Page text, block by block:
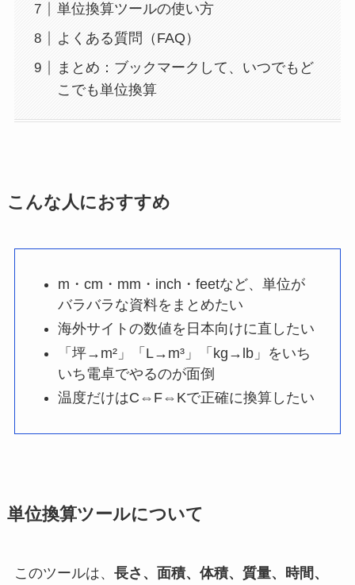
単位換算ツールの使い方
よくある質問（FAQ）
まとめ：ブックマークして、いつでもど
こでも単位換算
こんな人におすすめ
m・cm・mm・inch・feetなど、単位が
バラバラな資料をまとめたい
海外サイトの数値を日本向けに直したい
「坪→m²」「L→m³」「kg→lb」をいち
いち電卓でやるのが面倒
温度だけはC⇔F⇔Kで正確に換算したい
単位換算ツールについて
このツールは、 長さ、面積、体積、質量、時間、